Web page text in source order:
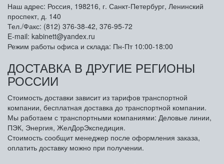
Наш адрес: Россия, 198216, г. Санкт-Петербург, Ленинский
проспект, д. 140
Тел./Факс: (812) 376-38-42, 376-95-72
E-mail: kabinett@yandex.ru
Режим работы офиса и склада: Пн-Пт 10:00-18:00
ДОСТАВКА В ДРУГИЕ РЕГИОНЫ
РОССИИ
Стоимость доставки зависит из тарифов транспортной
компании, бесплатная доставка до транспортной компании.
Мы работаем с транспортными компаниями: Деловые линии,
ПЭК, Энергия, ЖелДорЭкспедиция.
Стоимость сообщит менеджер после оформления заказа,
оплатить доставку можно при получении.